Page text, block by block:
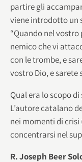
partire gli
viene introdotto un
“Quando nel
nemico che vi
con le trombe, e
vostro Dio, e sarete
Qual era lo scopo
L’autore catalano
nei momenti di crisi
concentrarsi nel
R. Joseph Beer